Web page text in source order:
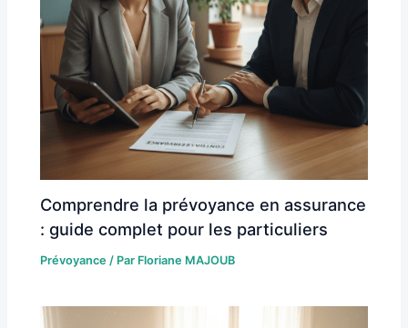
Comprendre la prévoyance en assurance
: guide complet pour les particuliers
Prévoyance / Par Floriane MAJOUB